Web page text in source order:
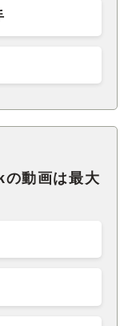
動画は最大